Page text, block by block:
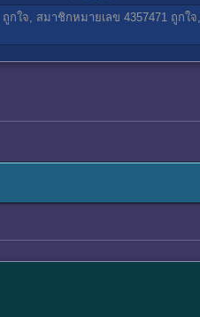
ถูกใจ, สมาชิกหมายเลข 4357471 ถูกใจ,